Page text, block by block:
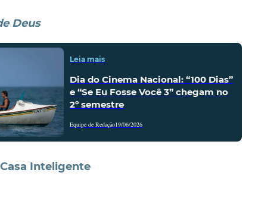
Deus
Leia mais
Dia do Cinema Nacional: “100 Dias”
e “Se Eu Fosse Você 3” chegam no
2º semestre
Equipe de Redação19/06/2026
Inteligente